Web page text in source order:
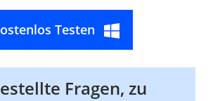
Testen
Fragen, zu